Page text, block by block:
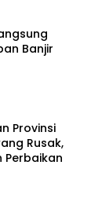
Banjir
Provinsi
Rusak,
Perbaikan